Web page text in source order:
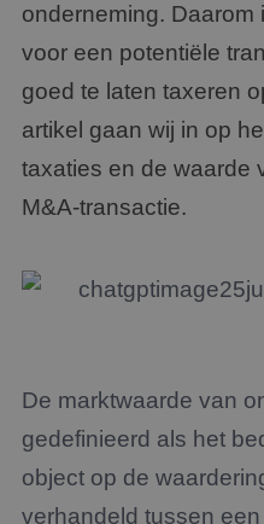
onderneming. Daarom
voor een potentiële
goed te laten taxeren
artikel gaan wij in op
taxaties en de waarde
M&A-transactie.
De marktwaarde van
gedefinieerd als het
object op de
verhandeld tussen